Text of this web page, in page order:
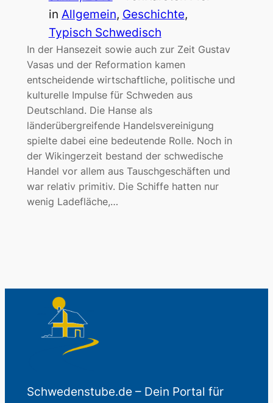
in Allgemein, Geschichte
Typisch Schwedisch
In der Hansezeit sowie auch zur Zeit Gustav
Vasas und der Reformation kamen
entscheidende wirtschaftliche, politische und
kulturelle Impulse für Schweden aus
Deutschland. Die Hanse als
länderübergreifende Handelsvereinigung
spielte dabei eine bedeutende Rolle. Noch in
der Wikingerzeit bestand der schwedische
Handel vor allem aus Tauschgeschäften und
war relativ primitiv. Die Schiffe hatten nur
wenig Ladefläche,…
Schwedenstube.de – Dein Portal für